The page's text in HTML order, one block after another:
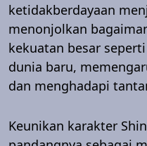
ketidakberdayaan
menonjolkan
kekuatan besar
dunia baru,
dan menghadapi
Keunikan karakter